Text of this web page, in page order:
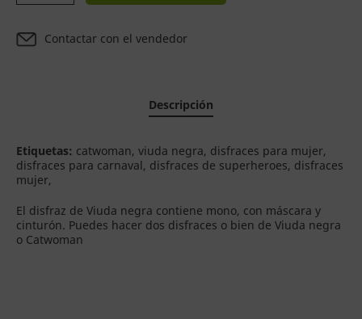
Contactar con el vendedor
Descripción
Etiquetas: catwoman, viuda negra, disfraces para mujer,
disfraces para carnaval, disfraces de superheroes, disfraces
mujer,
El disfraz de Viuda negra contiene mono, con máscara y
cinturón. Puedes hacer dos disfraces o bien de Viuda negra
o Catwoman